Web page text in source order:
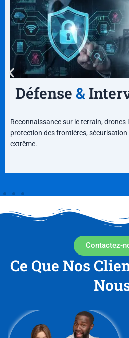
Défense &
Reconnaissance sur le terrain,
protection des frontières,
extrême.
Contactez-
Ce Que Nos